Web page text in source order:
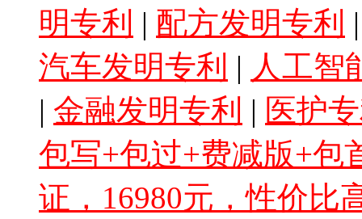
明专利 | 配方发明专利
汽车发明专利 | 人工智
| 金融发明专利 | 医护
包写+包过+费减版+包
证，16980元，性价比